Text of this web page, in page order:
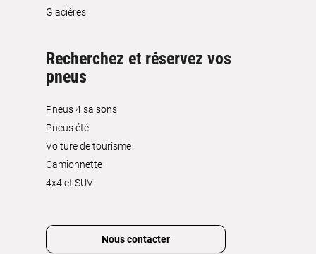
Glacières
Recherchez et réservez vos
pneus
Pneus 4 saisons
Pneus été
Voiture de tourisme
Camionnette
4x4 et SUV
Nous contacter